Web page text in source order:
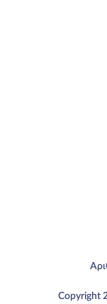
Copyright